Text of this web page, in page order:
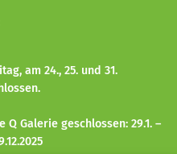
am 24., 25. und 31.
Galerie geschlossen: 29.1. –
2025